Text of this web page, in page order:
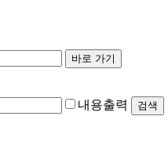
내용출력